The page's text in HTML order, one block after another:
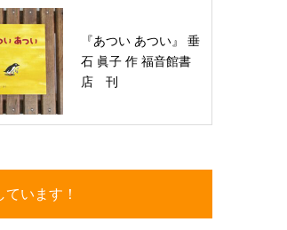
『あつい あつい』 垂
石 眞子 作 福音館書
店 刊
ています！